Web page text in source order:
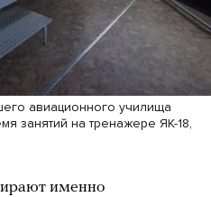
авиационного училища
занятий на тренажере ЯК-18,
именно